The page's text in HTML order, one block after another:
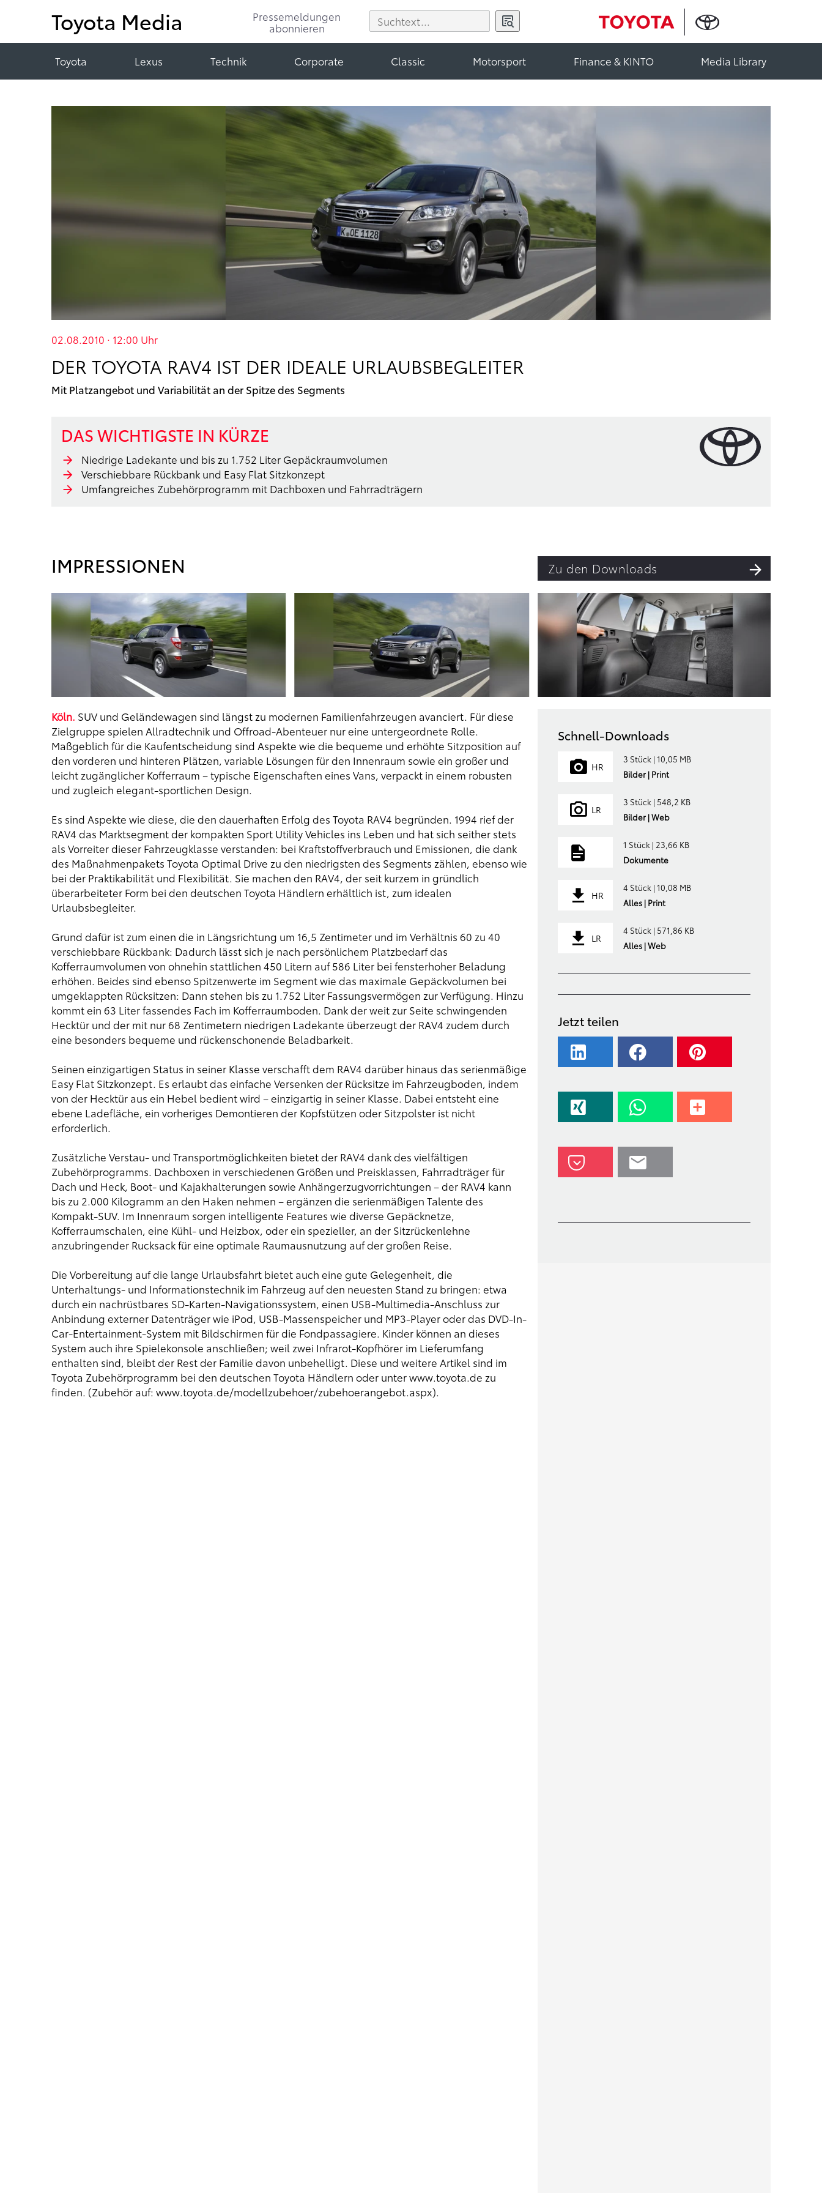
Toyota Media
Pressemeldungen
abonnieren
Toyota Lexus Technik Corporate Classic Motorsport Finance & KINTO Media Library
02.08.2010 · 12:00 Uhr
DER TOYOTA RAV4 IST DER IDEALE URLAUBSBEGLEITER
Mit Platzangebot und Variabilität an der Spitze des Segments
DAS WICHTIGSTE IN KÜRZE
Niedrige Ladekante und bis zu 1.752 Liter Gepäckraumvolumen
Verschiebbare Rückbank und Easy Flat Sitzkonzept
Umfangreiches Zubehörprogramm mit Dachboxen und Fahrradträgern
IMPRESSIONEN Zu den Downloads
Köln. SUV und Geländewagen sind längst zu modernen Familienfahrzeugen avanciert. Für diese
Zielgruppe spielen Allradtechnik und Offroad-Abenteuer nur eine untergeordnete Rolle.
Maßgeblich für die Kaufentscheidung sind Aspekte wie die bequeme und erhöhte Sitzposition auf
den vorderen und hinteren Plätzen, variable Lösungen für den Innenraum sowie ein großer und
leicht zugänglicher Kofferraum – typische Eigenschaften eines Vans, verpackt in einem robusten
und zugleich elegant-sportlichen Design.
Es sind Aspekte wie diese, die den dauerhaften Erfolg des Toyota RAV4 begründen. 1994 rief der
RAV4 das Marktsegment der kompakten Sport Utility Vehicles ins Leben und hat sich seither stets
als Vorreiter dieser Fahrzeugklasse verstanden: bei Kraftstoffverbrauch und Emissionen, die dank
des Maßnahmenpakets Toyota Optimal Drive zu den niedrigsten des Segments zählen, ebenso wie
bei der Praktikabilität und Flexibilität. Sie machen den RAV4, der seit kurzem in gründlich
überarbeiteter Form bei den deutschen Toyota Händlern erhältlich ist, zum idealen
Urlaubsbegleiter.
Grund dafür ist zum einen die in Längsrichtung um 16,5 Zentimeter und im Verhältnis 60 zu 40
verschiebbare Rückbank: Dadurch lässt sich je nach persönlichem Platzbedarf das
Kofferraumvolumen von ohnehin stattlichen 450 Litern auf 586 Liter bei fensterhoher Beladung
erhöhen. Beides sind ebenso Spitzenwerte im Segment wie das maximale Gepäckvolumen bei
umgeklappten Rücksitzen: Dann stehen bis zu 1.752 Liter Fassungsvermögen zur Verfügung. Hinzu
kommt ein 63 Liter fassendes Fach im Kofferraumboden. Dank der weit zur Seite schwingenden
Hecktür und der mit nur 68 Zentimetern niedrigen Ladekante überzeugt der RAV4 zudem durch
eine besonders bequeme und rückenschonende Beladbarkeit.
Seinen einzigartigen Status in seiner Klasse verschafft dem RAV4 darüber hinaus das serienmäßige
Easy Flat Sitzkonzept. Es erlaubt das einfache Versenken der Rücksitze im Fahrzeugboden, indem
von der Hecktür aus ein Hebel bedient wird – einzigartig in seiner Klasse. Dabei entsteht eine
ebene Ladefläche, ein vorheriges Demontieren der Kopfstützen oder Sitzpolster ist nicht
erforderlich.
Zusätzliche Verstau- und Transportmöglichkeiten bietet der RAV4 dank des vielfältigen
Zubehörprogramms. Dachboxen in verschiedenen Größen und Preisklassen, Fahrradträger für
Dach und Heck, Boot- und Kajakhalterungen sowie Anhängerzugvorrichtungen – der RAV4 kann
bis zu 2.000 Kilogramm an den Haken nehmen – ergänzen die serienmäßigen Talente des
Kompakt-SUV. Im Innenraum sorgen intelligente Features wie diverse Gepäcknetze,
Kofferraumschalen, eine Kühl- und Heizbox, oder ein spezieller, an der Sitzrückenlehne
anzubringender Rucksack für eine optimale Raumausnutzung auf der großen Reise.
Die Vorbereitung auf die lange Urlaubsfahrt bietet auch eine gute Gelegenheit, die
Unterhaltungs- und Informationstechnik im Fahrzeug auf den neuesten Stand zu bringen: etwa
durch ein nachrüstbares SD-Karten-Navigationssystem, einen USB-Multimedia-Anschluss zur
Anbindung externer Datenträger wie iPod, USB-Massenspeicher und MP3-Player oder das DVD-In-
Car-Entertainment-System mit Bildschirmen für die Fondpassagiere. Kinder können an dieses
System auch ihre Spielekonsole anschließen; weil zwei Infrarot-Kopfhörer im Lieferumfang
enthalten sind, bleibt der Rest der Familie davon unbehelligt. Diese und weitere Artikel sind im
Toyota Zubehörprogramm bei den deutschen Toyota Händlern oder unterwww.toyota.de zu
finden. (Zubehör auf: www.toyota.de/modellzubehoer/zubehoerangebot.aspx).
Schnell-Downloads
HR
3 Stück | 10,05 MB
Bilder | Print
LR
3 Stück | 548,2 KB
Bilder | Web
1 Stück | 23,66 KB
Dokumente
HR
4 Stück | 10,08 MB
Alles | Print
LR
4 Stück | 571,86 KB
Alles | Web
Jetzt teilen